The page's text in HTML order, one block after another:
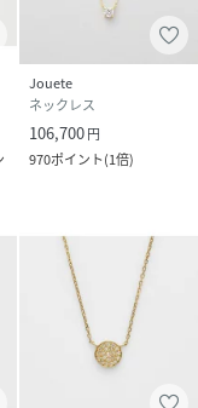
Jouete
ネックレス
106,700円
970ポイント(1倍)